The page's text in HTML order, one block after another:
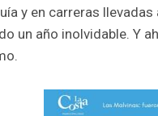
y en carreras
un año inolvidable. Y